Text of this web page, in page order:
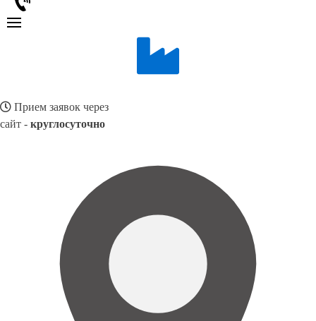
Прием заявок через
сайт - круглосуточно